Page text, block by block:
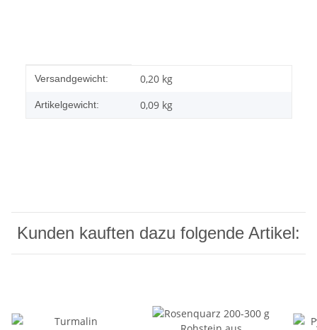
Produkteigenschaft
Wert
Versandgewicht: 0,20 kg
Artikelgewicht: 0,09 kg
Kunden kauften dazu folgende Artikel: